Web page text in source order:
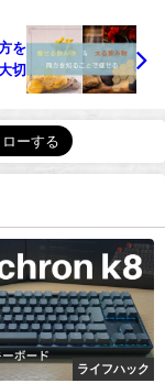
を
切
ライフハック